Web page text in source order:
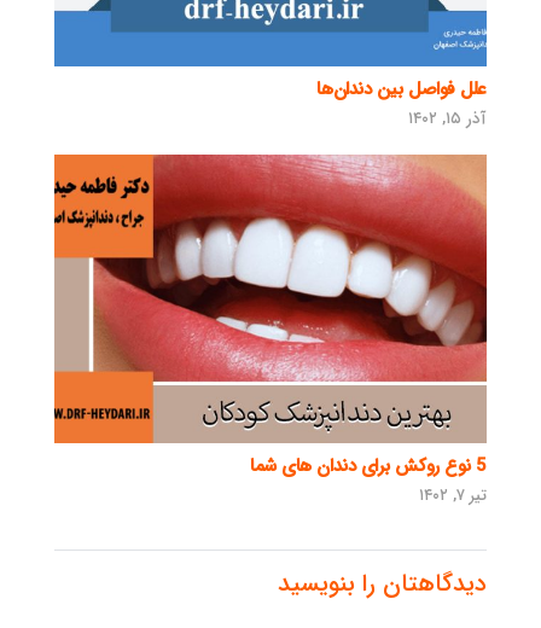
علل فواصل بین دندان‌ها
آذر ۱۵, ۱۴۰۲
5 نوع روکش برای دندان های شما
تیر ۷, ۱۴۰۲
دیدگاهتان را بنویسید